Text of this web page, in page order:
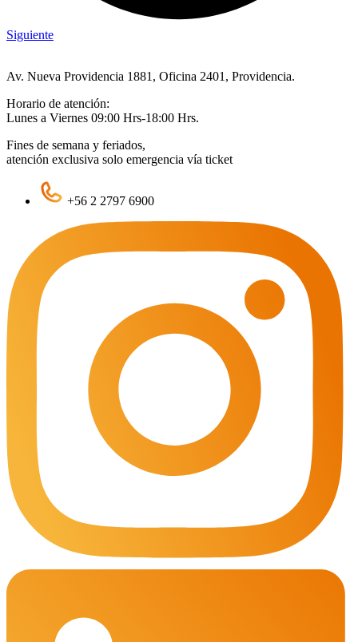
Siguiente
Av. Nueva Providencia 1881, Oficina 2401, Providencia.
Horario de atención:
Lunes a Viernes 09:00 Hrs-18:00 Hrs.
Fines de semana y feriados,
atención exclusiva solo emergencia vía ticket
+56 2 2797 6900